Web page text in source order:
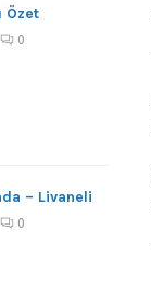
Özet
0
– Livaneli
0